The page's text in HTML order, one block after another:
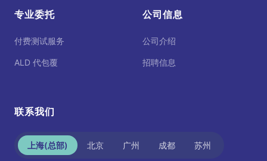
专业委托
付费测试服务
ALD 代包覆
公司信息
公司介绍
招聘信息
联系我们
上海(总部) 北京 广州 成都 苏州